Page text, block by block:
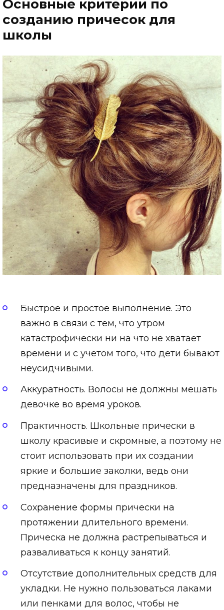
Основные критерии по
созданию причесок для
школы
Быстрое и простое выполнение. Это
важно в связи с тем, что утром
катастрофически ни на что не хватает
времени и с учетом того, что дети бывают
неусидчивыми.
Аккуратность. Волосы не должны мешать
девочке во время уроков.
Практичность. Школьные прически в
школу красивые и скромные, а поэтому не
стоит использовать при их создании
яркие и большие заколки, ведь они
предназначены для праздников.
Сохранение формы прически на
протяжении длительного времени.
Прическа не должна растрепываться и
разваливаться к концу занятий.
Отсутствие дополнительных средств для
укладки. Не нужно пользоваться лаками
или пенками для волос, чтобы не